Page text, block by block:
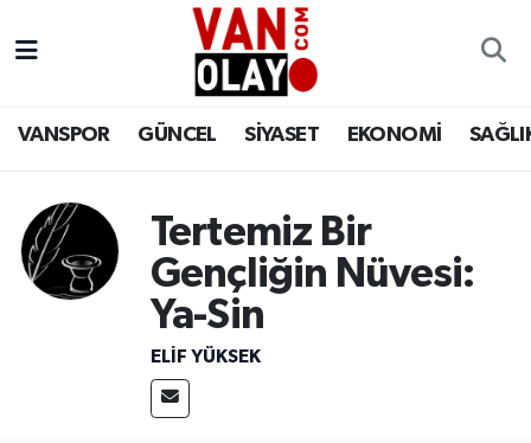
VANSPOR GÜNCEL SİYASET EKONOMİ
Tertemiz Bir
Gençliğin Nüvesi:
Ya-Sin
ELIF YÜKSEK
Siyaset
Ekonomi
Van Nöbetçi Eczaneler
Van Namaz Vakitleri
Van Trafik Yoğunluk Haritası
Süper Lig Puan Durumu ve Fikstür
Tüm Manşetler